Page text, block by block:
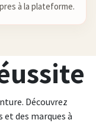
à la plateforme.
Découvrez
des marques à